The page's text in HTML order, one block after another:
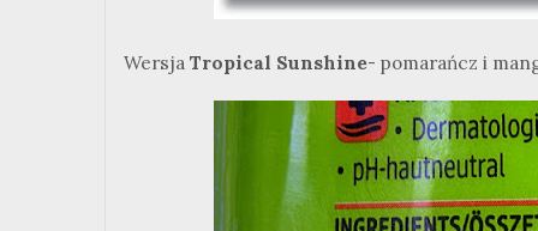
Wersja Tropical Sunshine- pomarańcz i